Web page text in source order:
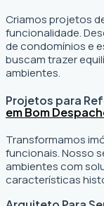
Criamos projetos
funcionalidade.
de condomínios e
buscam trazer
ambientes.
Projetos para
em Bom
Transformamos
funcionais. Nosso
ambientes com
características